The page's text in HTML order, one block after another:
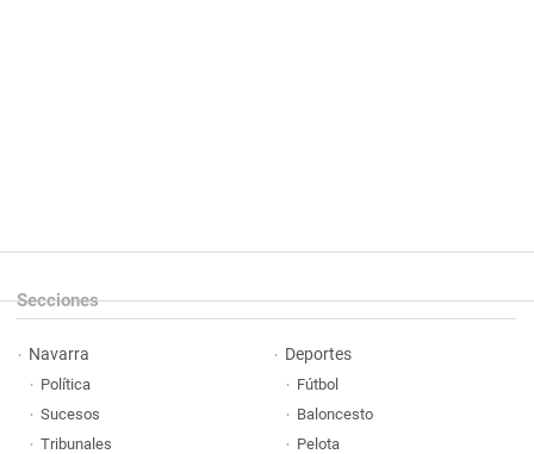
Secciones
Navarra
Política
Sucesos
Tribunales
Deportes
Fútbol
Baloncesto
Pelota